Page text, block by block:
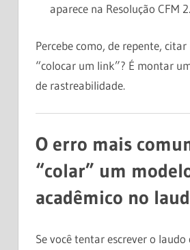
aparece na Resolução CFM
Percebe como, de repente, citar
“colocar um link”? É montar
de rastreabilidade.
O erro mais
“colar” um
acadêmico no
Se você tentar escrever o laudo